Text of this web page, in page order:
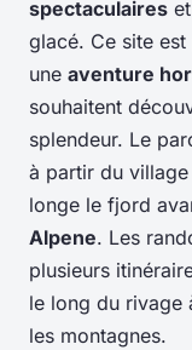
spectaculaires
glacé. Ce site
une aventure
souhaitent
splendeur. Le
à partir du
longe le fjord
Alpene. Les
plusieurs
le long du rivage
les montagnes.